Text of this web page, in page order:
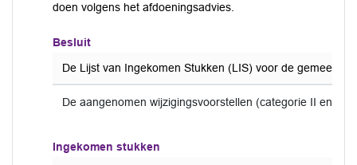
doen volgens het afdoeningsadvies.
Besluit
De Lijst van Ingekomen Stukken (LIS) voor de
De aangenomen wijzigingsvoorstellen (categorie II en
Ingekomen stukken